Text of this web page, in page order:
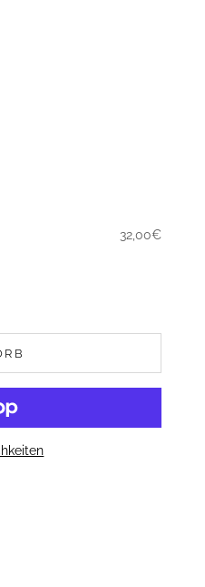
Prix de vente
32,00€